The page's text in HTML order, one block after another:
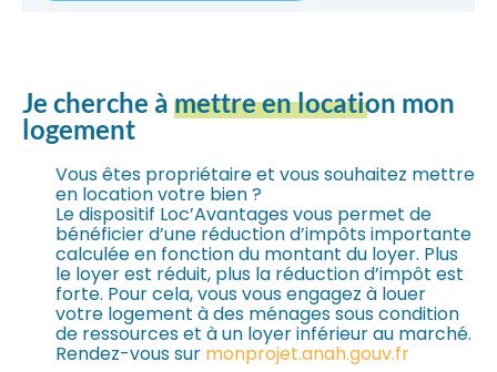
Je cherche à mettre en location mon
logement
Vous êtes propriétaire et vous souhaitez mettre
en location votre bien ?
Le dispositif Loc’Avantages vous permet de
bénéficier d’une réduction d’impôts importante
calculée en fonction du montant du loyer. Plus
le loyer est réduit, plus la réduction d’impôt est
forte. Pour cela, vous vous engagez à louer
votre logement à des ménages sous condition
de ressources et à un loyer inférieur au marché.
Rendez-vous sur monprojet.anah.gouv.fr